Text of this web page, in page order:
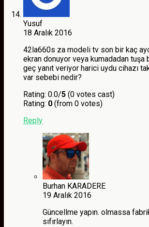
Yusuf
18 Aralık 2016
42la660s za modeli tv son bir kaç
ekran donuyor veya kumadadan tuşa
geç yanıt veriyor harici uydu cihazı
var sebebi nedir?
Rating: 0.0/5 (0 votes cast)
Rating: 0 (from 0 votes)
Reply
Burhan KARADERE
19 Aralık 2016
Güncellme yapın. olmassa
sıfırlayın.